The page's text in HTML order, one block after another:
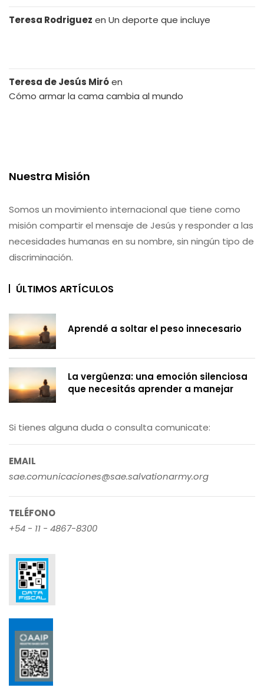
Teresa Rodriguez en Un deporte que incluye
Teresa de Jesús Miróen
Cómo armar la cama cambia al mundo
Nuestra Misión
Somos un movimiento internacional que tiene como
misión compartir el mensaje de Jesús y responder a las
necesidades humanas en su nombre, sin ningún tipo de
discriminación.
ÚLTIMOS ARTÍCULOS
Aprendé a soltar el peso innecesario
La vergüenza: una emoción silenciosa
que necesitás aprender a manejar
Si tienes alguna duda o consulta comunicate:
EMAIL
sae.comunicaciones@sae.salvationarmy.org
TELÉFONO
+54 - 11 - 4867-8300